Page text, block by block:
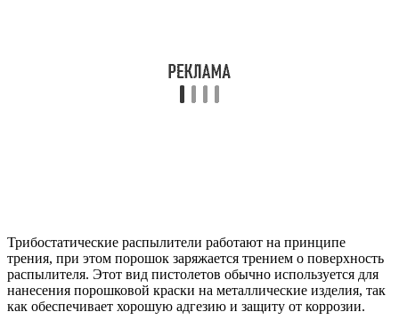
Трибостатические распылители работают на принципе
трения, при этом порошок заряжается трением о поверхность
распылителя. Этот вид пистолетов обычно используется для
нанесения порошковой краски на металлические изделия, так
как обеспечивает хорошую адгезию и защиту от коррозии.